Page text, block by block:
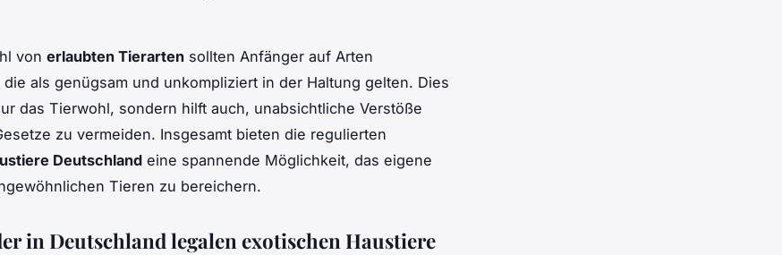
von erlaubten Tierarten sollten Anfänger auf Arten
als genügsam und unkompliziert in der Haltung gelten. Dies
das Tierwohl, sondern hilft auch, unabsichtliche Verstöße
zu vermeiden. Insgesamt bieten die regulierten
Deutschland eine spannende Möglichkeit, das eigene
Tieren zu bereichern.
in Deutschland legalen exotischen Haustiere